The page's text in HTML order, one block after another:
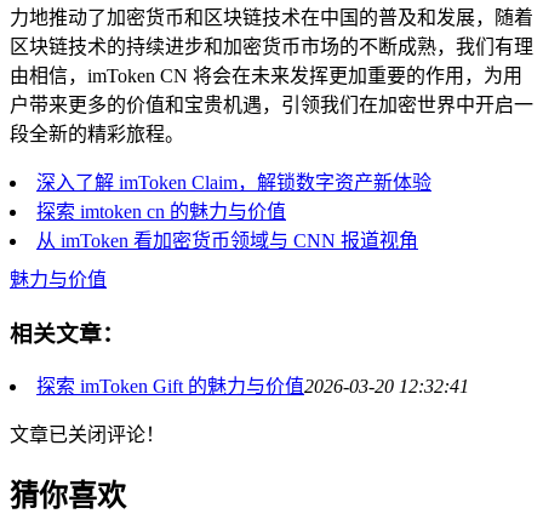
力地推动了加密货币和区块链技术在中国的普及和发展，随着
区块链技术的持续进步和加密货币市场的不断成熟，我们有理
由相信，imToken CN 将会在未来发挥更加重要的作用，为用
户带来更多的价值和宝贵机遇，引领我们在加密世界中开启一
段全新的精彩旅程。
深入了解 imToken Claim，解锁数字资产新体验
探索 imtoken cn 的魅力与价值
从 imToken 看加密货币领域与 CNN 报道视角
魅力与价值
相关文章：
探索 imToken Gift 的魅力与价值2026-03-20 12:32:41
文章已关闭评论！
猜你喜欢